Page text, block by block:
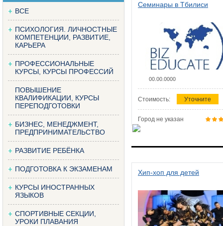
ВСЕ
ПСИХОЛОГИЯ. ЛИЧНОСТНЫЕ
КОМПЕТЕНЦИИ, РАЗВИТИЕ,
КАРЬЕРА
ПРОФЕССИОНАЛЬНЫЕ
КУРСЫ, КУРСЫ ПРОФЕССИЙ
ПОВЫШЕНИЕ
КВАЛИФИКАЦИИ, КУРСЫ
ПЕРЕПОДГОТОВКИ
БИЗНЕС, МЕНЕДЖМЕНТ,
ПРЕДПРИНИМАТЕЛЬСТВО
РАЗВИТИЕ РЕБЁНКА
ПОДГОТОВКА К ЭКЗАМЕНАМ
КУРСЫ ИНОСТРАННЫХ
ЯЗЫКОВ
СПОРТИВНЫЕ СЕКЦИИ,
УРОКИ ПЛАВАНИЯ
Семинары в Тбилиси
00.00.0000
Стоимость: Уточните
Город не указан
Хип-хоп для детей